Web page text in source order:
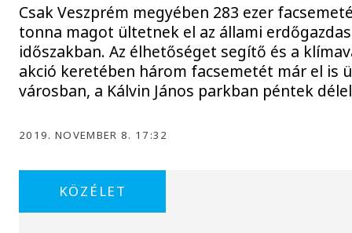
Csak Veszprém megyében 283 ezer
tonna magot ültetnek el az állami
időszakban. Az élhetőséget segítő és a
akció keretében három facsemetét már el is
városban, a Kálvin János parkban péntek
2019. NOVEMBER 8. 17:32
KÖZÉLET